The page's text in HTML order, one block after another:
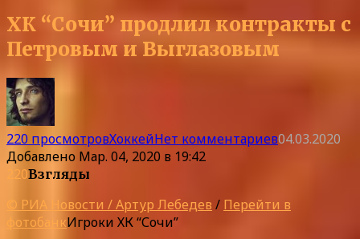
ХК “Сочи” продлил контракты с
Петровым и Выглазовым
220 просмотровХоккейНет комментариев04.03.2020
Добавлено Мар. 04, 2020 в 19:42
220Взгляды
© РИА Новости / Артур Лебедев / Перейти в
фотобанкИгроки ХК “Сочи”